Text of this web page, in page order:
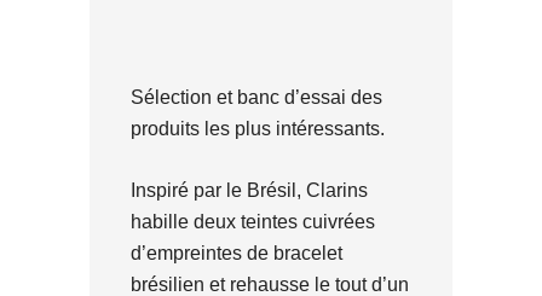
Sélection et banc d’essai des
produits les plus intéressants.
Inspiré par le Brésil, Clarins
habille deux teintes cuivrées
d’empreintes de bracelet
brésilien et rehausse le tout d’un